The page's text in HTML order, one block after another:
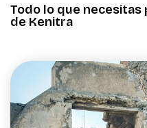
Todo lo que necesitas
de Kenitra